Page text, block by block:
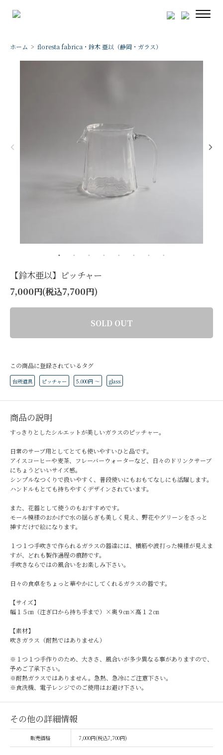
ホーム > floresta fabrica・鈴木 亜以（静岡・ガラス）
【鈴木亜以】ピッチャー
7,000円(税込7,700円)
SOLD OUT
この商品に登録されているタグ
台所道具 ピッチャー 5.000円 ～ glass
商品の説明
すっきりとしたシルエットが美しいガラスのピッチャー。
日常のサーブ用としてとても使いやすいひと品です。
アイスコーヒーや麦茶、フレーバーウォーターなど、日々のドリンクサーブ
にちょうどいいサイズ感。
シンプルなつくりで扱いやすく、普段使いにもおもてなしにも活躍します。
ハンドルもとても持ちやすくデザインされています。
また、花器として使うのもおすすめです。
モール模様のおかげで水の揺らぎも美しく見え、野花やグリーンをさっと
挿すだけで絵になります。
１つ１つ手吹きで作られるガラスの器達には、横筋や波打った模様が見えま
すが、どれも製作過程の痕跡です。
手吹きならではの風合いをお楽しみ下さい。
日々の食卓をちょっと華やかにしてくれるガラスの器です。
【サイズ】
幅１５㎝（注ぎ口から持ち手まで）×奥９㎝×高１２㎝
【素材】
吹きガラス（耐熱ではありません）
※１つ１つ手作りのため、大きさ、風合いが多少異なる事がありますので、
予めご了承下さい。
※耐熱ガラスではありません。急熱、急冷にご注意下さい。
※食洗機、電子レンジでのご使用はお避け下さい。
その他の詳細情報
販売価格 7,000円(税込7,700円)